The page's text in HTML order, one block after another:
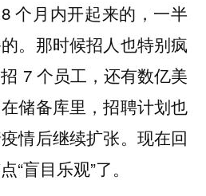
个月内开起来的，一半
。那时候招人也特别疯
7 个员工，还有数亿美
储备库里，招聘计划也
情后继续扩张。现在回
“盲目乐观”了。